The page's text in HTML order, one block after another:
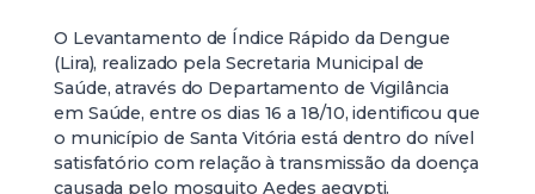
O Levantamento de Índice Rápido da Dengue
(Lira), realizado pela Secretaria Municipal de
Saúde, através do Departamento de Vigilância
em Saúde, entre os dias 16 a 18/10, identificou que
o município de Santa Vitória está dentro do nível
satisfatório com relação à transmissão da doença
causada pelo mosquito Aedes aegypti.